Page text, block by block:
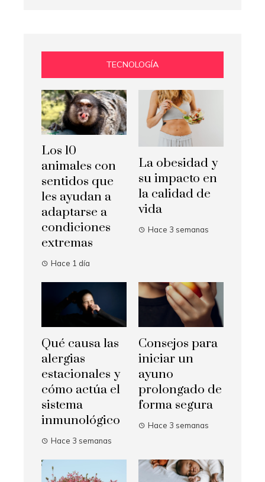
TECNOLOGÍA
Los 10
animales con
sentidos que
les ayudan a
adaptarse a
condiciones
extremas
Hace 1 día
La obesidad y
su impacto en
la calidad de
vida
Hace 3 semanas
Qué causa las
alergias
estacionales y
cómo actúa el
sistema
inmunológico
Hace 3 semanas
Consejos para
iniciar un
ayuno
prolongado de
forma segura
Hace 3 semanas